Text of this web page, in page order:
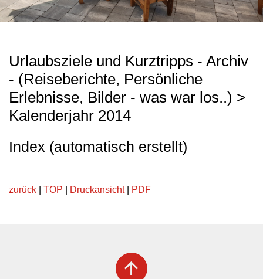
Urlaubsziele und Kurztripps - Archiv
- (Reiseberichte, Persönliche
Erlebnisse, Bilder - was war los..) >
Kalenderjahr 2014
Index (automatisch erstellt)
zurück TOP Druckansicht| PDF
arrow_upward